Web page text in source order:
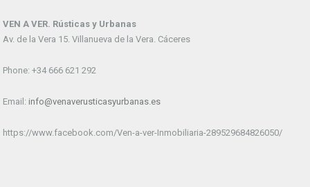
VEN A VER. Rústicas y Urbanas
Av. de la Vera 15. Villanueva de la Vera. Cáceres
Phone: +34 666 621 292
Email: info@venaverusticasyurbanas.es
https://www.facebook.com/Ven-a-ver-Inmobiliaria-289529684826050/